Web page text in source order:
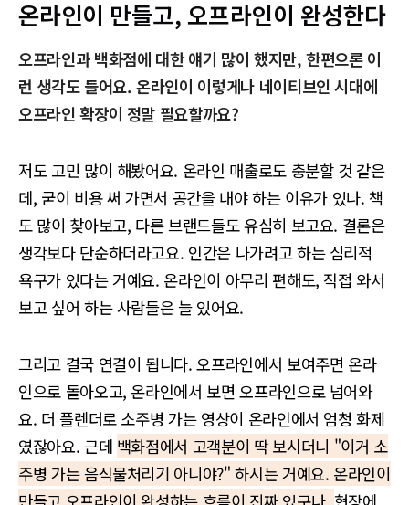
온라인이 만들고, 오프라인이 완성한다
오프라인과 백화점에 대한 얘기 많이 했지만, 한편으론 이
런 생각도 들어요. 온라인이 이렇게나 네이티브인 시대에
오프라인 확장이 정말 필요할까요?
저도 고민 많이 해봤어요. 온라인 매출로도 충분할 것 같은
데, 굳이 비용 써 가면서 공간을 내야 하는 이유가 있나. 책
도 많이 찾아보고, 다른 브랜드들도 유심히 보고요. 결론은
생각보다 단순하더라고요. 인간은 나가려고 하는 심리적
욕구가 있다는 거예요. 온라인이 아무리 편해도, 직접 와서
보고 싶어 하는 사람들은 늘 있어요.
그리고 결국 연결이 됩니다. 오프라인에서 보여주면 온라
인으로 돌아오고, 온라인에서 보면 오프라인으로 넘어와
요. 더 플렌더로 소주병 가는 영상이 온라인에서 엄청 화제
였잖아요. 근데 백화점에서 고객분이 딱 보시더니 "이거 소
주병 가는 음식물처리기 아니야?" 하시는 거예요. 온라인이